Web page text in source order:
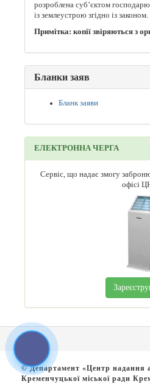
розроблена суб’єктом
із землеустрою згідно із законом.
Примітка: копії звіряються з
Бланки заяв
Бланк заяви
ЕЛЕКТРОННА ЧЕРГА
Сервіс, що надає змогу
офісі
© Департамент «Центр надання
Кременчуцької міської ради